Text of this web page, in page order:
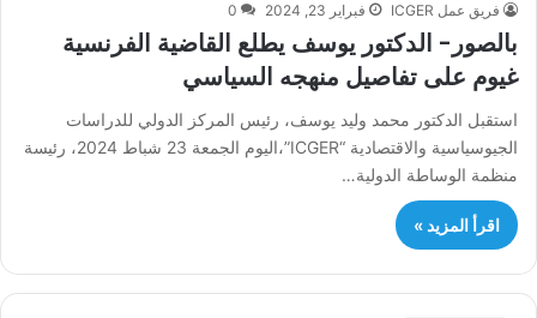
فريق عمل ICGER فبراير 23, 2024 0
بالصور- الدكتور يوسف يطلع القاضية الفرنسية
غيوم على تفاصيل منهجه السياسي
استقبل الدكتور محمد وليد يوسف، رئيس المركز الدولي للدراسات
الجيوسياسية والاقتصادية “ICGER”،اليوم الجمعة 23 شباط 2024، رئيسة
منظمة الوساطة الدولية…
اقرأ المزيد »